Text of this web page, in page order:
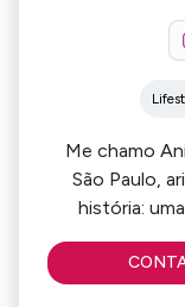
Me chamo
São Paulo,
história:
México. Tanto
Instagram, eu